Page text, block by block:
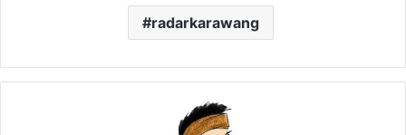
radarkarawang